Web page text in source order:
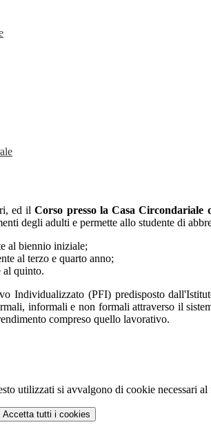
ed ilCorso presso la Casa Circondariale
degli adulti e permette allo studente di
al biennio iniziale;
al terzo e quarto anno;
al quinto.
Individualizzato (PFI) predisposto
informali e non formali attraverso il
compreso quello lavorativo.
utilizzati si avvalgono di cookie necessari
Accetta tutti i cookies